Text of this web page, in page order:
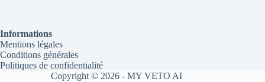
Informations
Mentions légales
Conditions générales
Politiques de confidentialité
Copyright © 2026 - MY VETO AI